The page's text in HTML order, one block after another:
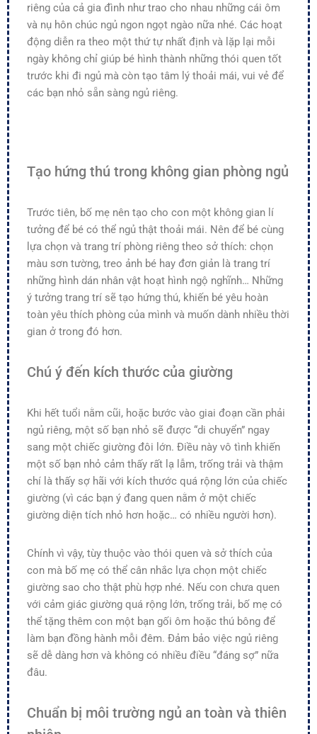
riêng của cả gia đình như trao cho nhau những cái ôm
và nụ hôn chúc ngủ ngon ngọt ngào nữa nhé. Các hoạt
động diễn ra theo một thứ tự nhất định và lặp lại mỗi
ngày không chỉ giúp bé hình thành những thói quen tốt
trước khi đi ngủ mà còn tạo tâm lý thoải mái, vui vẻ để
các bạn nhỏ sẵn sàng ngủ riêng.
Tạo hứng thú trong không gian phòng ngủ
Trước tiên, bố mẹ nên tạo cho con một không gian lí
tưởng để bé có thể ngủ thật thoải mái. Nên để bé cùng
lựa chọn và trang trí phòng riêng theo sở thích: chọn
màu sơn tường, treo ảnh bé hay đơn giản là trang trí
những hình dán nhân vật hoạt hình ngộ nghĩnh… Những
ý tưởng trang trí sẽ tạo hứng thú, khiến bé yêu hoàn
toàn yêu thích phòng của mình và muốn dành nhiều thời
gian ở trong đó hơn.
Chú ý đến kích thước của giường
Khi hết tuổi nằm cũi, hoặc bước vào giai đoạn cần phải
ngủ riêng, một số bạn nhỏ sẽ được “di chuyển” ngay
sang một chiếc giường đôi lớn. Điều này vô tình khiến
một số bạn nhỏ cảm thấy rất lạ lẫm, trống trải và thậm
chí là thấy sợ hãi với kích thước quá rộng lớn của chiếc
giường (vì các bạn ý đang quen nằm ở một chiếc
giường diện tích nhỏ hơn hoặc… có nhiều người hơn).
Chính vì vậy, tùy thuộc vào thói quen và sở thích của
con mà bố mẹ có thể cân nhắc lựa chọn một chiếc
giường sao cho thật phù hợp nhé. Nếu con chưa quen
với cảm giác giường quá rộng lớn, trống trải, bố mẹ có
thể tặng thêm con một bạn gối ôm hoặc thú bông để
làm bạn đồng hành mỗi đêm. Đảm bảo việc ngủ riêng
sẽ dễ dàng hơn và không có nhiều điều “đáng sợ” nữa
đâu.
Chuẩn bị môi trường ngủ an toàn và thiên